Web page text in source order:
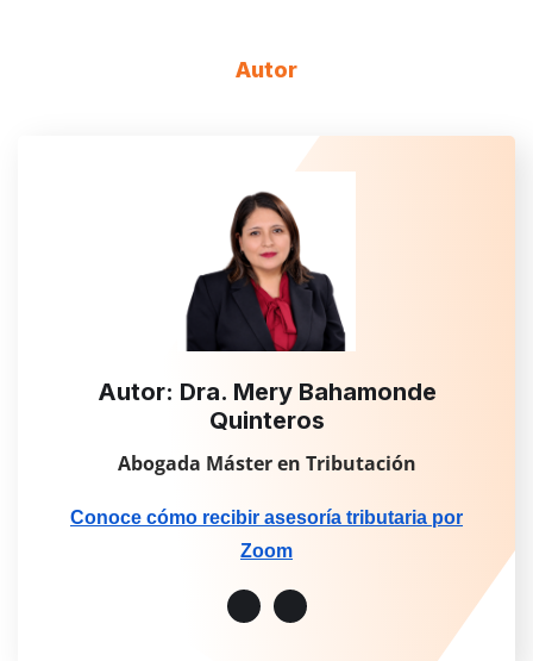
Autor
Autor: Dra. Mery Bahamonde
Quinteros
Abogada Máster en Tributación
Conoce cómo recibir asesoría tributaria por
Zoom